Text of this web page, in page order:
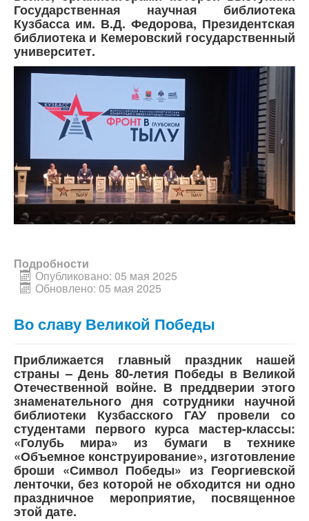
Государственная научная библиотека
Кузбасса им. В.Д. Федорова, Президентская
библиотека и Кемеровский государственный
университет.
Подробности
Опубликовано: 05 мая 2025
Обновлено: 05 мая 2025
Во славу Великой Победы
Приближается главный праздник нашей
страны – День 80-летия Победы в Великой
Отечественной войне. В преддверии этого
знаменательного дня сотрудники научной
библиотеки Кузбасского ГАУ провели со
студентами первого курса мастер-классы:
«Голубь мира» из бумаги в технике
«Объемное конструирование», изготовление
броши «Символ Победы» из Георгиевской
ленточки, без которой не обходится ни одно
праздничное мероприятие, посвященное
этой дате.